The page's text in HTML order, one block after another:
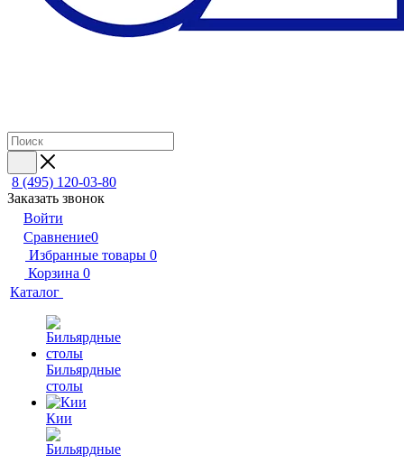
8 (495) 120-03-80
Заказать звонок
Войти
Сравнение0
Избранные товары 0
Корзина 0
Каталог
Бильярдные
столы
Кии